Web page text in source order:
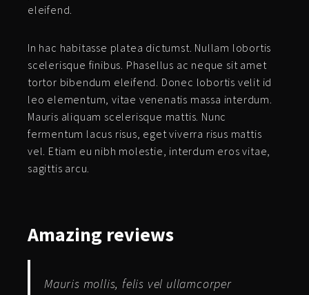
eleifend.
In hac habitasse platea dictumst. Nullam lobortis
scelerisque finibus. Phasellus ac neque sit amet
tortor bibendum eleifend. Donec lobortis velit id
leo elementum, vitae venenatis massa interdum.
Mauris aliquam scelerisque mattis. Nunc
fermentum lacus risus, eget viverra risus mattis
vel. Etiam eu nibh molestie, interdum eros vitae,
sagittis arcu.
Amazing reviews
Mauris mollis, felis vel ullamcorper